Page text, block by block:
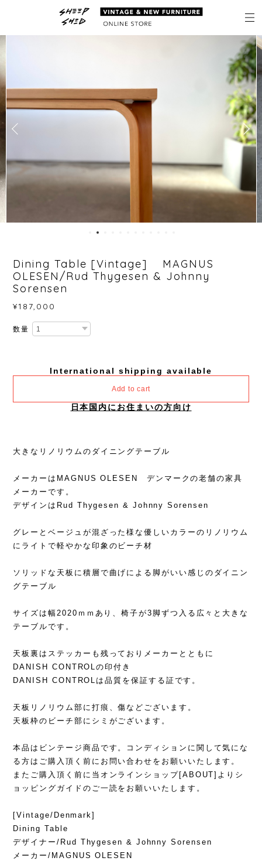
Dining Table [Vintage] MAGNUS
OLESEN/Rud Thygesen & Johnny
Sorensen
¥187,000
数量
International shipping available
Add to cart
日本国内にお住まいの方向け
大きなリノリウムのダイニングテーブル
メーカーはMAGNUS OLESEN デンマークの老舗の家具
メーカーです。
デザインはRud Thygesen & Johnny Sorensen
グレーとベージュが混ざった様な優しいカラーのリノリウム
にライトで軽やかな印象のビーチ材
ソリッドな天板に積層で曲げによる脚がいい感じのダイニン
グテーブル
サイズは幅2020ｍｍあり、椅子が3脚ずつ入る広々と大きな
テーブルです。
天板裏はステッカーも残っておりメーカーとともに
DANISH CONTROLの印付き
DANISH CONTROLは品質を保証する証です。
天板リノリウム部に打痕、傷などございます。
天板枠のビーチ部にシミがございます。
本品はビンテージ商品です。コンディションに関して気にな
る方はご購入頂く前にお問い合わせをお願いいたします。
またご購入頂く前に当オンラインショップ[ABOUT]よりシ
ョッピングガイドのご一読をお願いいたします。
[Vintage/Denmark]
Dining Table
デザイナー/Rud Thygesen & Johnny Sorensen
メーカー/MAGNUS OLESEN